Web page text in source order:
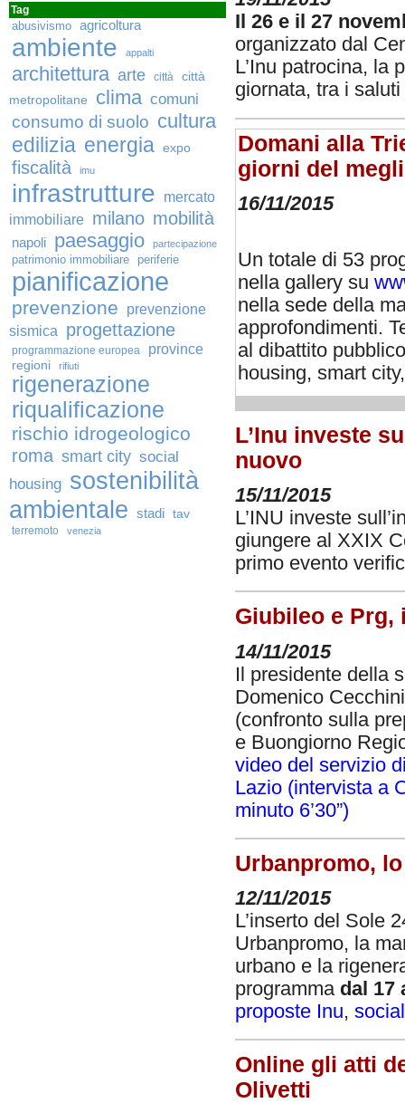
Tag
abusivismo agricoltura
ambiente appalti
architettura arte città
città
metropolitane
clima comuni
consumo di suolo cultura
edilizia energia expo
fiscalità imu
infrastrutture
mercato
immobiliare milano mobilità
napoli paesaggio partecipazione
patrimonio immobiliare periferie
pianificazione
prevenzione
prevenzione
sismica
progettazione
programmazione europea province
regioni rifiuti
rigenerazione
riqualificazione
rischio idrogeologico
roma smart city social
housing sostenibilità
ambientale stadi tav
terremoto venezia
Il 26 e il 27
organizzato dal
L’Inu patrocina, la
giornata, tra i
Domani alla
giorni del
16/11/2015
Un totale di 53
nella gallery su
nella sede della
approfondimenti.
al dibattito
housing, smart
L’Inu investe
nuovo
15/11/2015
L’INU investe
giungere al XXIX
primo evento
Giubileo e Prg,
14/11/2015
Il presidente della
Domenico
(confronto sulla
e Buongiorno
video del servizio
Lazio (intervista a
minuto 6’30”)
Urbanpromo,
12/11/2015
L’inserto del Sole
Urbanpromo, la
urbano e la
programma dal 17
proposte Inu,
Online gli atti
Olivetti